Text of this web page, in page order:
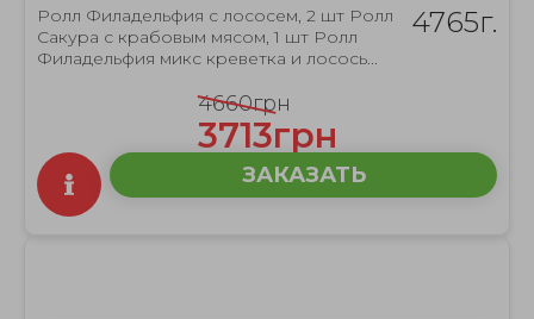
Ролл Филадельфия с лососем, 2 шт Ролл
Сакура с крабовым мясом, 1 шт Ролл
Филадельфия микс креветка и лосось...
4765г.
4660грн
3713грн
ЗАКАЗАТЬ